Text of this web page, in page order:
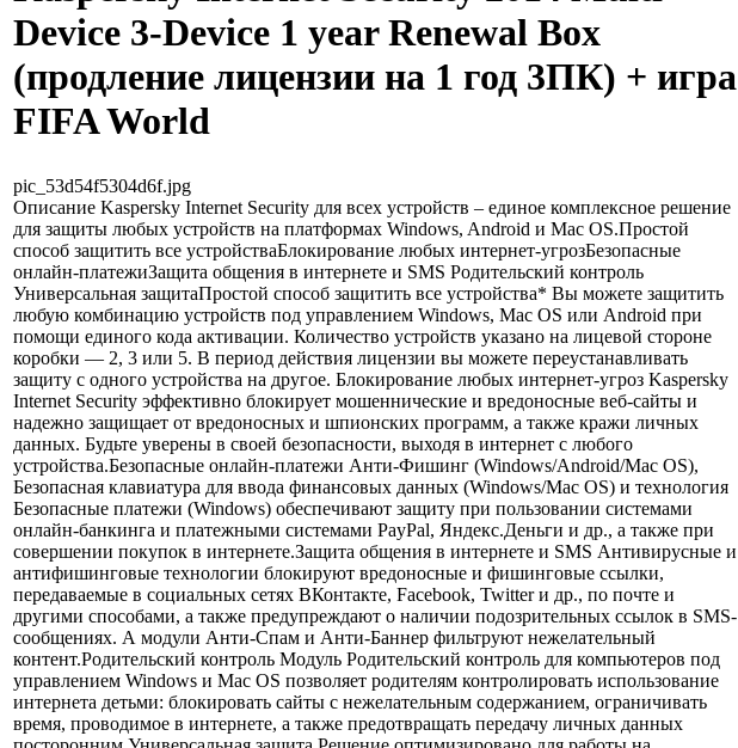
Device 3-Device 1 year Renewal Box
(продление лицензии на 1 год 3ПК) + игра
FIFA World
pic_53d54f5304d6f.jpg
Описание Kaspersky Internet Security для всех устройств – единое комплексное решение
для защиты любых устройств на платформах Windows, Android и Mac OS.Простой
способ защитить все устройстваБлокирование любых интернет-угрозБезопасные
онлайн-платежиЗащита общения в интернете и SMS Родительский контроль
Универсальная защитаПростой способ защитить все устройства* Вы можете защитить
любую комбинацию устройств под управлением Windows, Mac OS или Android при
помощи единого кода активации. Количество устройств указано на лицевой стороне
коробки — 2, 3 или 5. В период действия лицензии вы можете переустанавливать
защиту с одного устройства на другое. Блокирование любых интернет-угроз Kaspersky
Internet Security эффективно блокирует мошеннические и вредоносные веб-сайты и
надежно защищает от вредоносных и шпионских программ, а также кражи личных
данных. Будьте уверены в своей безопасности, выходя в интернет с любого
устройства.Безопасные онлайн-платежи Анти-Фишинг (Windows/Android/Mac OS),
Безопасная клавиатура для ввода финансовых данных (Windows/Mac OS) и технология
Безопасные платежи (Windows) обеспечивают защиту при пользовании системами
онлайн-банкинга и платежными системами PayPal, Яндекс.Деньги и др., а также при
совершении покупок в интернете.Защита общения в интернете и SMS Антивирусные и
антифишинговые технологии блокируют вредоносные и фишинговые ссылки,
передаваемые в социальных сетях ВКонтакте, Facebook, Twitter и др., по почте и
другими способами, а также предупреждают о наличии подозрительных ссылок в SMS-
сообщениях. А модули Анти-Спам и Анти-Баннер фильтруют нежелательный
контент.Родительский контроль Модуль Родительский контроль для компьютеров под
управлением Windows и Mac OS позволяет родителям контролировать использование
интернета детьми: блокировать сайты с нежелательным содержанием, ограничивать
время, проводимое в интернете, а также предотвращать передачу личных данных